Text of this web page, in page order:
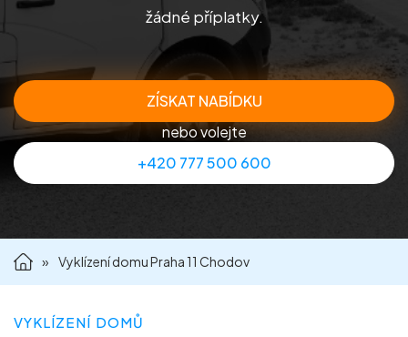
Příprava nemovitostí na prodej
Reference
žádné příplatky.
ZÍSKAT NABÍDKU
nebo volejte
+420 777 500 600
» Vyklízení domu Praha 11 Chodov
VYKLÍZENÍ DOMŮ